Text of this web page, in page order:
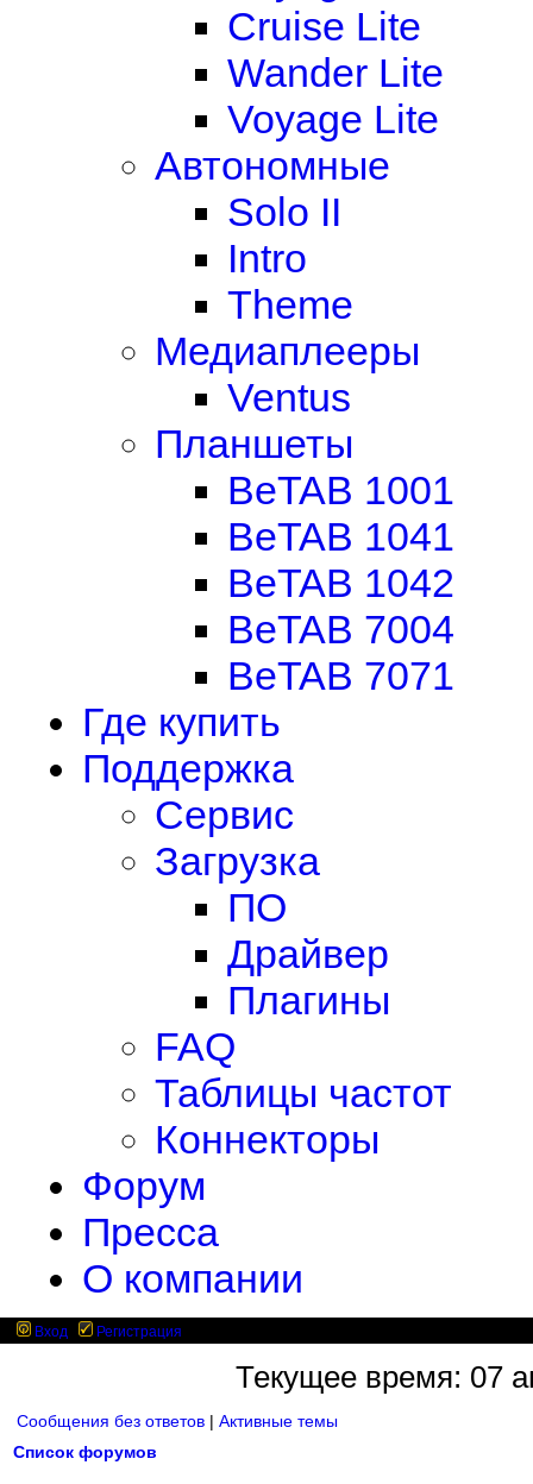
Cruise Lite
Wander Lite
Voyage Lite
Автономные
Solo II
Intro
Theme
Медиаплееры
Ventus
Планшеты
BeTAB 1001
BeTAB 1041
BeTAB 1042
BeTAB 7004
BeTAB 7071
Где купить
Поддержка
Сервис
Загрузка
ПО
Драйвер
Плагины
FAQ
Таблицы частот
Коннекторы
Форум
Пресса
О компании
Вход Регистрация
Текущее время: 07
Сообщения без ответов | Активные темы
Список форумов